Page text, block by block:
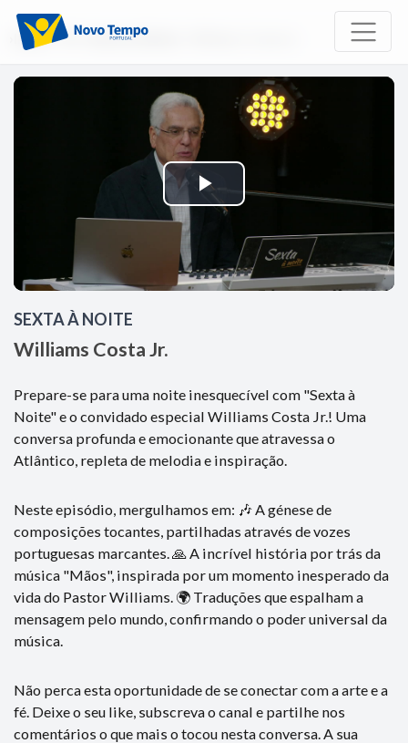
Início TV Sexta à Noite
Reproduzir
Vídeo
SEXTA À NOITE
Williams Costa Jr.
Prepare-se para uma noite inesquecível com "Sexta à
Noite" e o convidado especial Williams Costa Jr.! Uma
conversa profunda e emocionante que atravessa o
Atlântico, repleta de melodia e inspiração.
Neste episódio, mergulhamos em: 🎶 A génese de
composições tocantes, partilhadas através de vozes
portuguesas marcantes. 🙏 A incrível história por trás da
música "Mãos", inspirada por um momento inesperado da
vida do Pastor Williams. 🌍 Traduções que espalham a
mensagem pelo mundo, confirmando o poder universal da
música.
Não perca esta oportunidade de se conectar com a arte e a
fé. Deixe o seu like, subscreva o canal e partilhe nos
comentários o que mais o tocou nesta conversa. A sua